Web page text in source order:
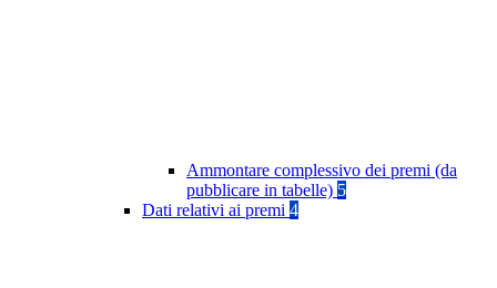
Ammontare complessivo dei premi (da
pubblicare in tabelle) 5
Dati relativi ai premi 4